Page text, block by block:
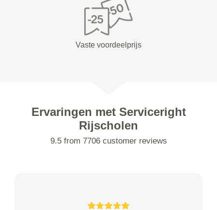
Vaste voordeelprijs
Ervaringen met Serviceright
Rijscholen
9.5 from 7706 customer reviews